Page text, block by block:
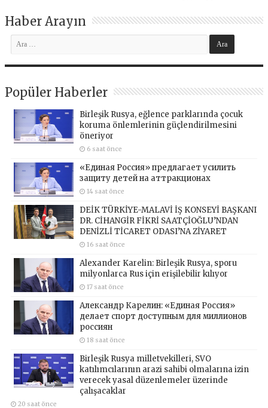
Haber Arayın
Popüler Haberler
Birleşik Rusya, eğlence parklarında çocuk
koruma önlemlerinin güçlendirilmesini
öneriyor
6 saat önce
«Единая Россия» предлагает усилить
защиту детей на аттракционах
14 saat önce
DEİK TÜRKİYE-MALAVİ İŞ KONSEYİ BAŞKANI
DR. CİHANGİR FİKRİ SAATÇİOĞLU’NDAN
DENİZLİ TİCARET ODASI’NA ZİYARET
16 saat önce
Alexander Karelin: Birleşik Rusya, sporu
milyonlarca Rus için erişilebilir kılıyor
17 saat önce
Александр Карелин: «Единая Россия»
делает спорт доступным для миллионов
россиян
18 saat önce
Birleşik Rusya milletvekilleri, SVO
katılımcılarının arazi sahibi olmalarına izin
verecek yasal düzenlemeler üzerinde
çalışacaklar
20 saat önce